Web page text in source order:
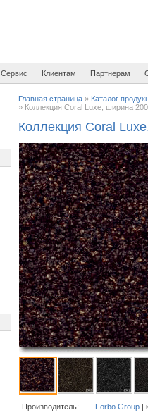
Сервис Клиентам Партнерам
Главная страница» Каталог
» Коллекция Coral Luxe, ширина
Коллекция Coral
Производитель: Forbo Group|